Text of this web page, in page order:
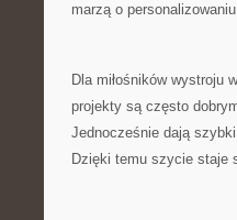
marzą o
Dla miłośników wystroju
projekty są często
Jednocześnie dają
Dzięki temu szycie staje